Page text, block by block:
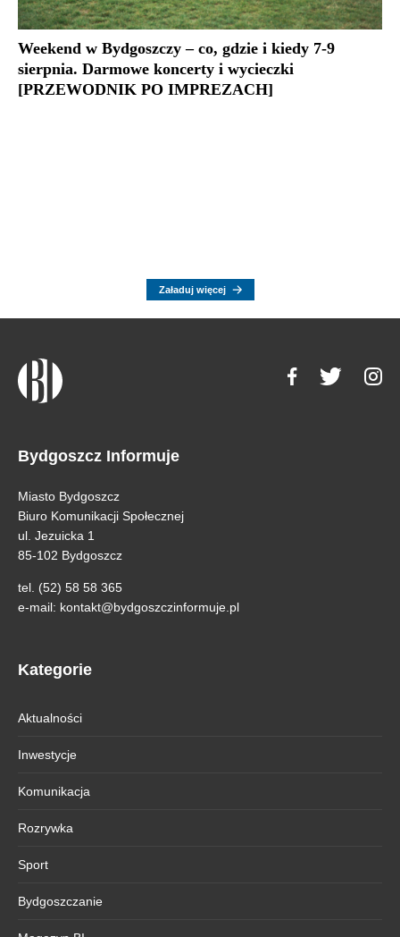
Weekend w Bydgoszczy – co, gdzie i kiedy 7-9
sierpnia. Darmowe koncerty i wycieczki
[PRZEWODNIK PO IMPREZACH]
Załaduj więcej
Bydgoszcz Informuje
Miasto Bydgoszcz
Biuro Komunikacji Społecznej
ul. Jezuicka 1
85-102 Bydgoszcz
tel. (52) 58 58 365
e-mail: kontakt@bydgoszczinformuje.pl
Kategorie
Aktualności
Inwestycje
Komunikacja
Rozrywka
Sport
Bydgoszczanie